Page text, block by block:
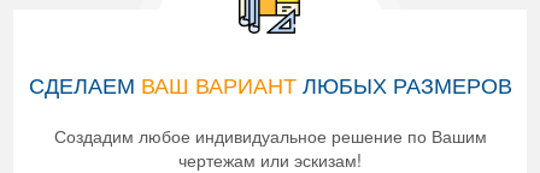
СДЕЛАЕМ ВАШ ВАРИАНТЛЮБЫХ РАЗМЕРОВ
Создадим любое индивидуальное решение по Вашим
чертежам или эскизам!